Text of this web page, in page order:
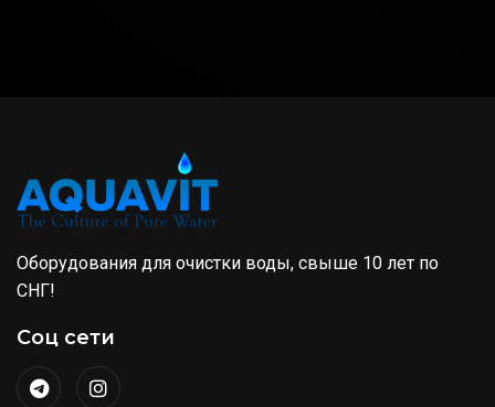
Оборудования для очистки воды, свыше 10 лет по
СНГ!
Соц сети